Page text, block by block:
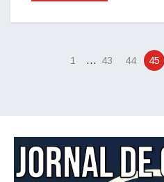
1 … 43 44 45